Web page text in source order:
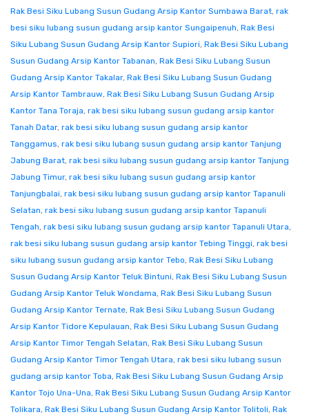
Rak Besi Siku Lubang Susun Gudang Arsip Kantor Sumbawa Barat, rak
besi siku lubang susun gudang arsip kantor Sungaipenuh, Rak Besi
Siku Lubang Susun Gudang Arsip Kantor Supiori, Rak Besi Siku Lubang
Susun Gudang Arsip Kantor Tabanan, Rak Besi Siku Lubang Susun
Gudang Arsip Kantor Takalar, Rak Besi Siku Lubang Susun Gudang
Arsip Kantor Tambrauw, Rak Besi Siku Lubang Susun Gudang Arsip
Kantor Tana Toraja, rak besi siku lubang susun gudang arsip kantor
Tanah Datar, rak besi siku lubang susun gudang arsip kantor
Tanggamus, rak besi siku lubang susun gudang arsip kantor Tanjung
Jabung Barat, rak besi siku lubang susun gudang arsip kantor Tanjung
Jabung Timur, rak besi siku lubang susun gudang arsip kantor
Tanjungbalai, rak besi siku lubang susun gudang arsip kantor Tapanuli
Selatan, rak besi siku lubang susun gudang arsip kantor Tapanuli
Tengah, rak besi siku lubang susun gudang arsip kantor Tapanuli Utara,
rak besi siku lubang susun gudang arsip kantor Tebing Tinggi, rak besi
siku lubang susun gudang arsip kantor Tebo, Rak Besi Siku Lubang
Susun Gudang Arsip Kantor Teluk Bintuni, Rak Besi Siku Lubang Susun
Gudang Arsip Kantor Teluk Wondama, Rak Besi Siku Lubang Susun
Gudang Arsip Kantor Ternate, Rak Besi Siku Lubang Susun Gudang
Arsip Kantor Tidore Kepulauan, Rak Besi Siku Lubang Susun Gudang
Arsip Kantor Timor Tengah Selatan, Rak Besi Siku Lubang Susun
Gudang Arsip Kantor Timor Tengah Utara, rak besi siku lubang susun
gudang arsip kantor Toba, Rak Besi Siku Lubang Susun Gudang Arsip
Kantor Tojo Una-Una, Rak Besi Siku Lubang Susun Gudang Arsip Kantor
Tolikara, Rak Besi Siku Lubang Susun Gudang Arsip Kantor Tolitoli, Rak